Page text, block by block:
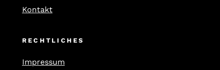
Kontakt
RECHTLICHES
Impressum